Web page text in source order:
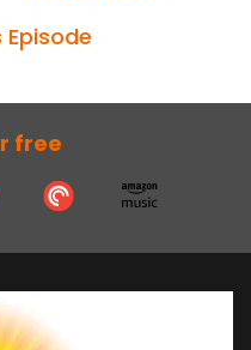
Episode
free